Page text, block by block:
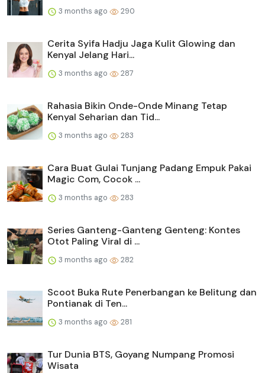
3 months ago 290
Cerita Syifa Hadju Jaga Kulit Glowing dan
Kenyal Jelang Hari...
3 months ago 287
Rahasia Bikin Onde-Onde Minang Tetap
Kenyal Seharian dan Tid...
3 months ago 283
Cara Buat Gulai Tunjang Padang Empuk Pakai
Magic Com, Cocok ...
3 months ago 283
Series Ganteng-Ganteng Genteng: Kontes
Otot Paling Viral di ...
3 months ago 282
Scoot Buka Rute Penerbangan ke Belitung dan
Pontianak di Ten...
3 months ago 281
Tur Dunia BTS, Goyang Numpang Promosi
Wisata